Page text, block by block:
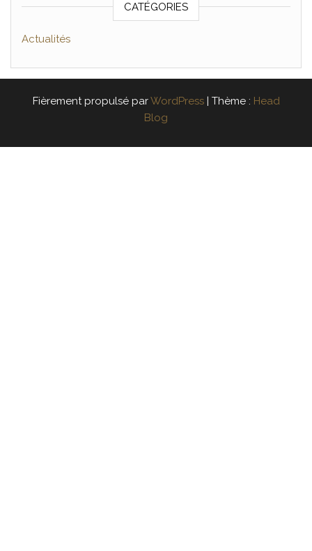
CATÉGORIES
Actualités
Fièrement propulsé parWordPress Thème : Head
Blog